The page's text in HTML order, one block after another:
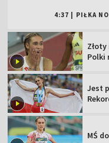
4:37 PIŁKA
Polki
Jest
MŚ